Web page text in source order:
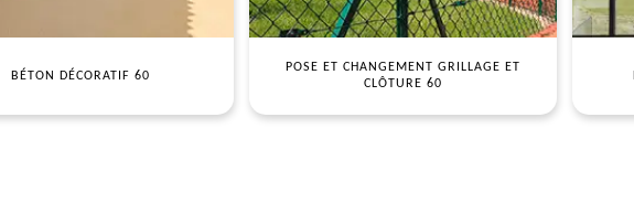
BÉTON DÉCORATIF 60
POSE ET CHANGEMENT GRILLAGE ET
CLÔTURE 60